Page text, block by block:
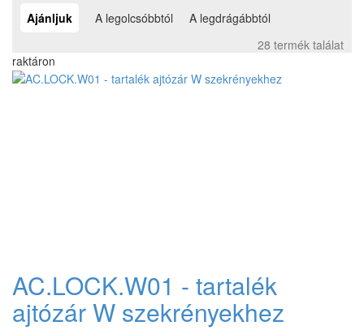
Ajánljuk A legolcsóbbtól
A legdrágábbtól
28 termék találat
raktáron
AC.LOCK.W01 - tartalék
ajtózár W szekrényekhez